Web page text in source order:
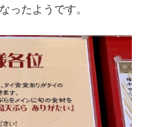
ったようです。